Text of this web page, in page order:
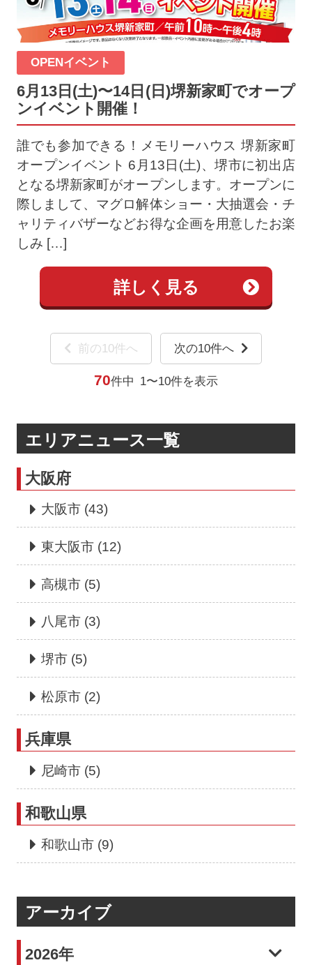
OPENイベント
6月13日(土)〜14日(日)堺新家町でオープ
ンイベント開催！
誰でも参加できる！メモリーハウス 堺新家町
オープンイベント 6月13日(土)、堺市に初出店
となる堺新家町がオープンします。オープンに
際しまして、マグロ解体ショー・大抽選会・チ
ャリティバザーなどお得な企画を用意したお楽
しみ […]
詳しく見る
前の10件へ 次の10件へ
70件中 1〜10件を表示
エリアニュース一覧
大阪府
大阪市 (43)
東大阪市 (12)
高槻市 (5)
八尾市 (3)
堺市 (5)
松原市 (2)
兵庫県
尼崎市 (5)
和歌山県
和歌山市 (9)
アーカイブ
2026年